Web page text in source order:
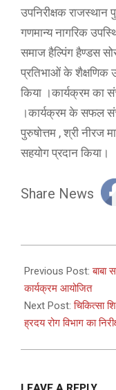
उपनिरीक्षक
गणमान्य नागरिक
समाज हैल्पिंग हैण्डस
प्रतिभाओं के
किया ।कार्यक्रम का
।कार्यक्रम के सफल
पुरुषोत्तम , श्री नीरज
सहयोग प्रदान किया।
Share News
04-
14
Previous Post:बाबा
कार्यक्रम आयोजित
Next Post:चिकित्सा
ह्रदय रोग विभाग का